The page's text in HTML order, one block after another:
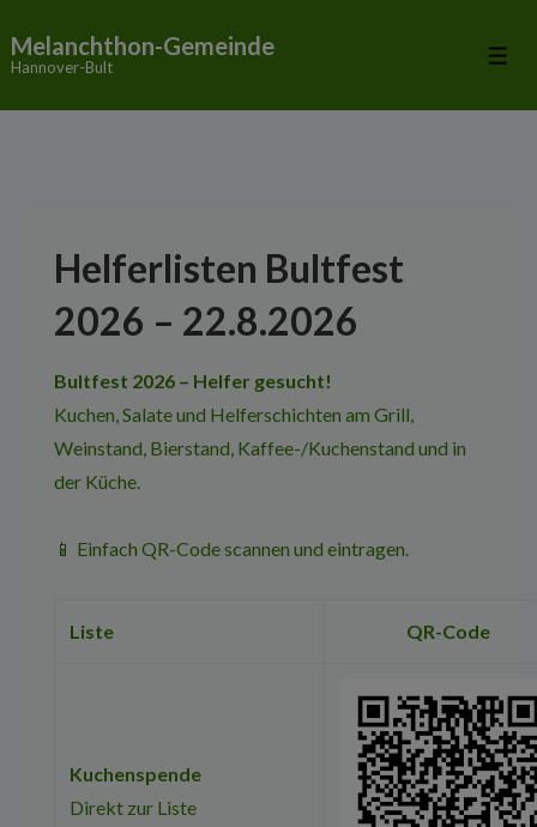
Zum
Melanchthon-Gemeinde
Hannover-Bult
Helferlisten Bultfest
2026 – 22.8.2026
Bultfest 2026 – Helfer gesucht!
Kuchen, Salate und Helferschichten am Grill,
Weinstand, Bierstand, Kaffee-/Kuchenstand und in
der Küche.
📱 Einfach QR-Code scannen und eintragen.
Liste QR-Code
Kuchenspende
Direkt zur Liste